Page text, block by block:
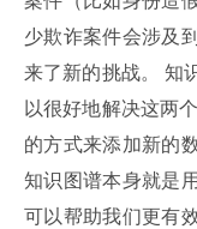
少欺诈案件会涉及
来了新的挑战。 知
以很好地解决这两
的方式来添加新的
知识图谱本身就是
可以帮助我们更有